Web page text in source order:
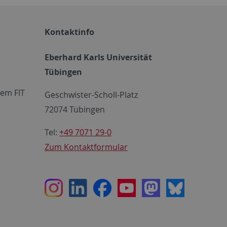
FIT
Kontaktinfo
Eberhard Karls Universität
Tübingen
Geschwister-Scholl-Platz
72074 Tübingen
Tel: +49 7071 29-0
Zum Kontaktformular
InstagramLinkedInFacebookYoutubeMastodon
Bluesky